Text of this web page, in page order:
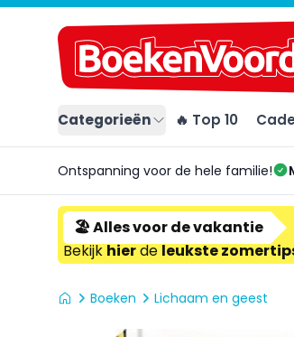
Categorieën 🔥 Top 10
Ontspanning voor de hele familie!
🏖️ Alles voor de vakantie
Bekijkhierdeleukste
Boeken Lichaam en geest